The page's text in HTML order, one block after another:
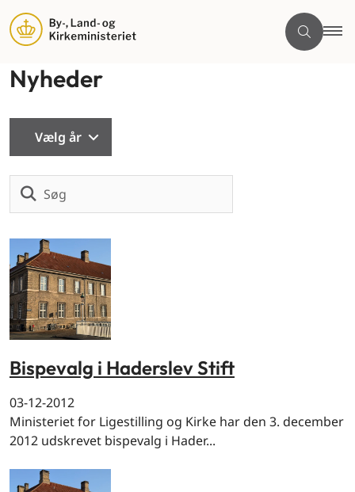
Nyheder
Vælg år
Bispevalg i Haderslev Stift
03-12-2012
Ministeriet for Ligestilling og Kirke har den 3. december
2012 udskrevet bispevalg i Hader...